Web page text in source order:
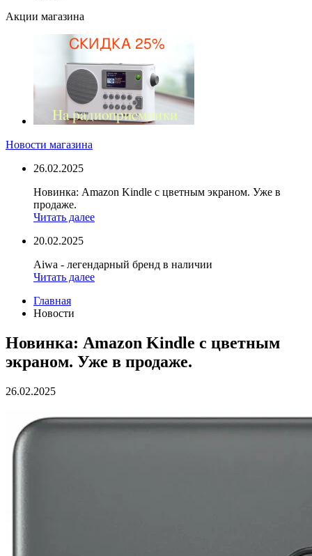
Акции магазина
Новости магазина
26.02.2025
Новинка: Amazon Kindle с цветным экраном. Уже в
продаже.
Читать далее
20.02.2025
Aiwa - легендарный бренд в наличии
Читать далее
Главная
Новости
Новинка: Amazon Kindle с цветным
экраном. Уже в продаже.
26.02.2025